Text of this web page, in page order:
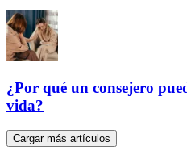
¿Por qué un consejero
vida?
Cargar más artículos